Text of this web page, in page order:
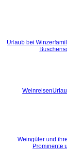
Urlaub bei
Weinreisen
Weingüter und
Prominente